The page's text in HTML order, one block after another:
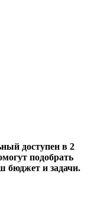
доступен в 2
подобрать
бюджет и задачи.